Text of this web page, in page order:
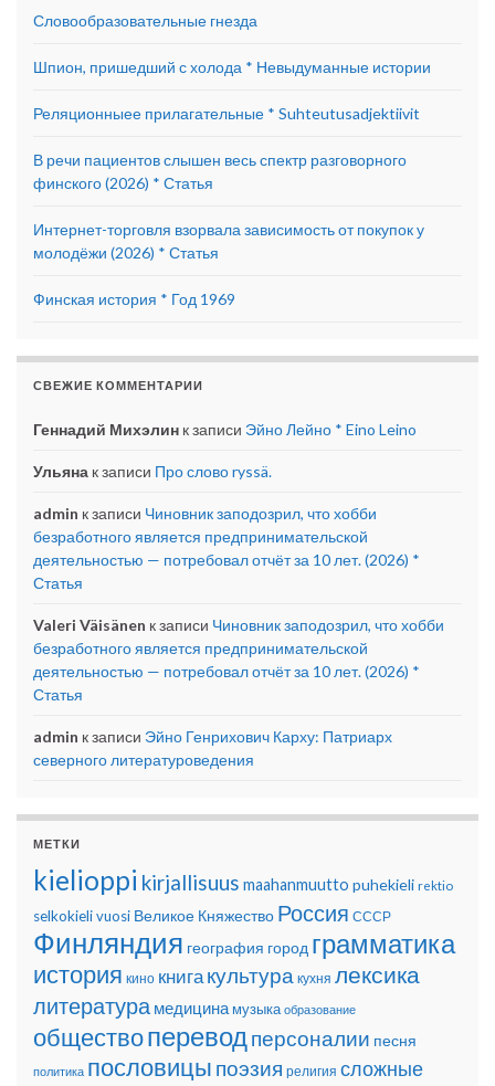
Словообразовательные гнезда
Шпион, пришедший с холода * Невыдуманные истории
Реляционныее прилагательные * Suhteutusadjektiivit
В речи пациентов слышен весь спектр разговорного
финского (2026) * Статья
Интернет-торговля взорвала зависимость от покупок у
молодёжи (2026) * Статья
Финская история * Год 1969
СВЕЖИЕ КОММЕНТАРИИ
Геннадий Михэлин к записи Эйно Лейно * Eino Leino
Ульяна к записи Про слово ryssä.
admin к записи Чиновник заподозрил, что хобби
безработного является предпринимательской
деятельностью — потребовал отчёт за 10 лет. (2026) *
Статья
Valeri Väisänen к записи Чиновник заподозрил, что хобби
безработного является предпринимательской
деятельностью — потребовал отчёт за 10 лет. (2026) *
Статья
admin к записи Эйно Генрихович Карху: Патриарх
северного литературоведения
МЕТКИ
kielioppi kirjallisuus maahanmuutto puhekieli rektio
selkokielivuosi Великое Княжество Россия СССР
Финляндия география город грамматика
история кино книгакультура кухня лексика
литература медицина музыка образование
обществопереводперсоналии песня
политика пословицы поэзия религия сложные